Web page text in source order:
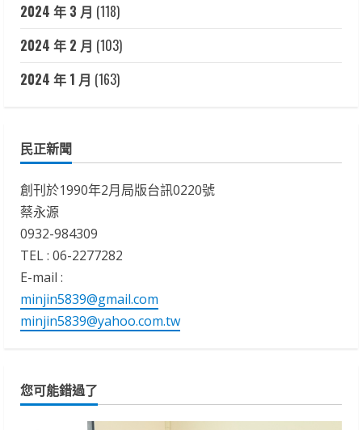
2024 年 3 月 (118)
2024 年 2 月 (103)
2024 年 1 月 (163)
民正新聞
創刊於1990年2月局版台訊0220號
蔡永源
0932-984309
TEL : 06-2277282
E-mail :
minjin5839@gmail.com
minjin5839@yahoo.com.tw
您可能錯過了